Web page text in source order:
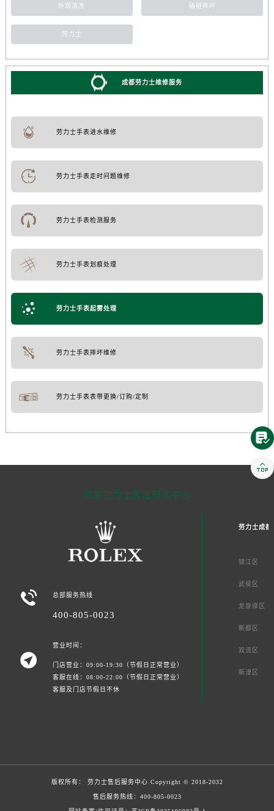
外观清洗 磕碰摔坏
劳力士
成都劳力士维修服务
劳力士手表进水维修
劳力士手表走时问题维修
劳力士手表检测服务
劳力士手表划痕处理
劳力士手表起雾处理
劳力士手表摔坏维修
劳力士手表表带更换/订购/定制
成都劳力士售后服务中心
 总部服务热线
400-805-0023

营业时间：
门店营业：09:00-19:30（节假日正常营业）
客服在线：08:00-22:00（节假日正常营业）
客服及门店节假日不休
劳力士成都
锦江区
武侯区
龙泉驿区
新都区
双流区
新津区
版权所有： 劳力士售后服务中心 Copyright © 2018-2032
售后服务热线： 400-805-0023

